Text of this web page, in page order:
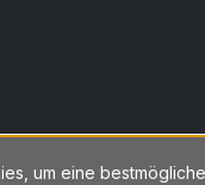
um eine